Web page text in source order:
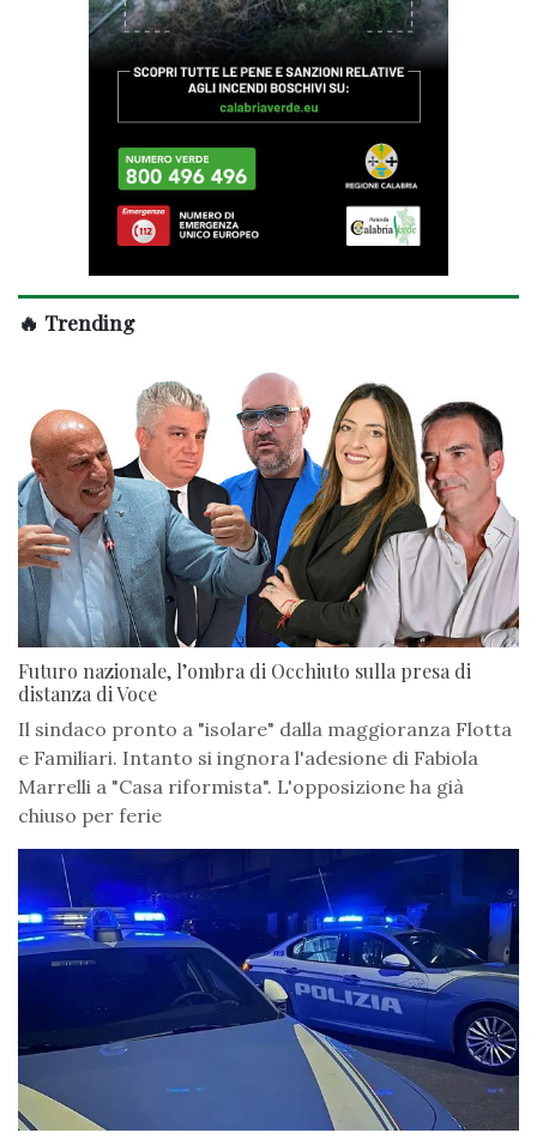
🔥 Trending
Futuro nazionale, l’ombra di Occhiuto sulla presa di
distanza di Voce
Il sindaco pronto a "isolare" dalla maggioranza Flotta
e Familiari. Intanto si ingnora l'adesione di Fabiola
Marrelli a "Casa riformista". L'opposizione ha già
chiuso per ferie